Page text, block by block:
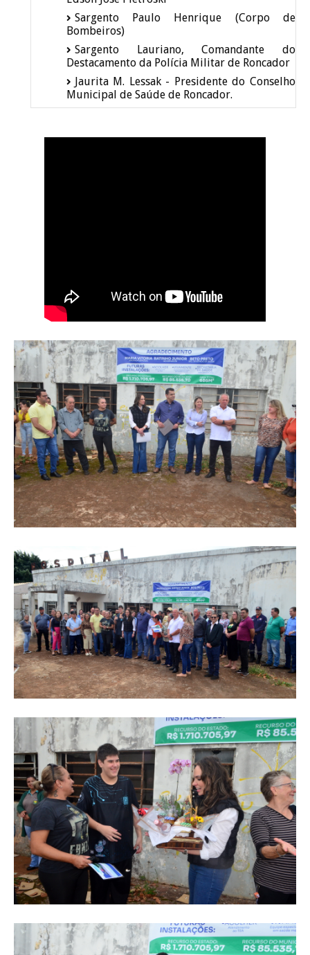
Sargento Paulo Henrique (Corpo de
Bombeiros)
Sargento Lauriano, Comandante do
Destacamento da Polícia Militar de Roncador
Jaurita M. Lessak - Presidente do Conselho
Municipal de Saúde de Roncador.